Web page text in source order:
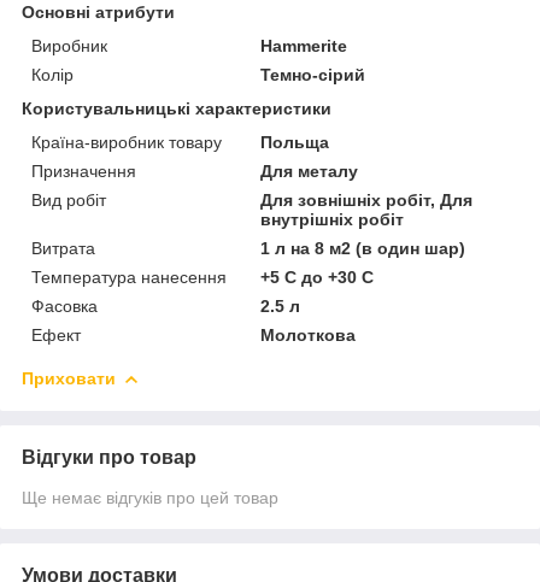
Основні атрибути
Виробник
Нammerite
Колір
Темно-сірий
Користувальницькі характеристики
Країна-виробник товару
Польща
Призначення
Для металу
Вид робіт
Для зовнішніх робіт, Для
внутрішніх робіт
Витрата
1 л на 8 м2 (в один шар)
Температура нанесення
+5 С до +30 С
Фасовка
2.5 л
Ефект
Молоткова
Приховати
Відгуки про товар
Ще немає відгуків про цей товар
Умови доставки